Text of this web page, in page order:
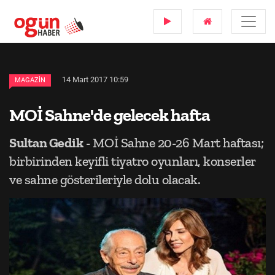
MAGAZIN 14 Mart 2017 10:59
MOİ Sahne'de gelecek hafta
Sultan Gedik- MOİ Sahne 20-26 Mart haftası;
birbirinden keyifli tiyatro oyunları, konserler
ve sahne gösterileriyle dolu olacak.